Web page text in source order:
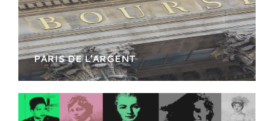
PARIS DE L’ARGENT
Une visite qui ne fait pas gagner d’argent mais
qui enrichit! Des lieux d’argent et de son
histoire.